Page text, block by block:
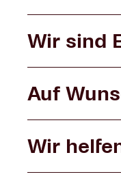
Wir sind
Auf
Wir